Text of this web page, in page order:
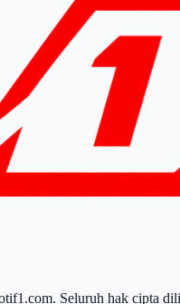
Seluruh hak cipta